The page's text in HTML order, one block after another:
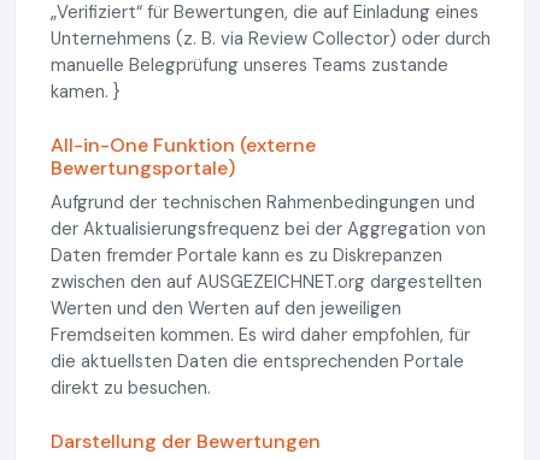
„Verifiziert“ für Bewertungen, die auf Einladung eines
Unternehmens (z. B. via Review Collector) oder durch
manuelle Belegprüfung unseres Teams zustande
kamen. }
All-in-One Funktion (externe
Bewertungsportale)
Aufgrund der technischen Rahmenbedingungen und
der Aktualisierungsfrequenz bei der Aggregation von
Daten fremder Portale kann es zu Diskrepanzen
zwischen den auf AUSGEZEICHNET.org dargestellten
Werten und den Werten auf den jeweiligen
Fremdseiten kommen. Es wird daher empfohlen, für
die aktuellsten Daten die entsprechenden Portale
direkt zu besuchen.
Darstellung der Bewertungen